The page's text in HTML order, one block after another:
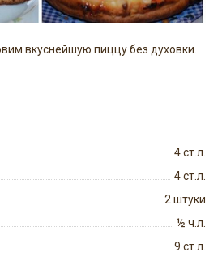
вкуснейшую пиццу без духовки.
4ст.л.
4ст.л.
2штуки
½ ч.л.
9 ст.л.